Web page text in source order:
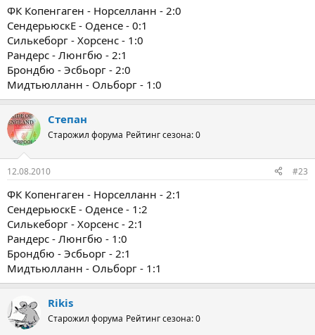
ФК Копенгаген - Норселланн - 2:0
СендерьюскЕ - Оденсе - 0:1
Силькеборг - Хорсенс - 1:0
Рандерс - Люнгбю - 2:1
Брондбю - Эсбьорг - 2:0
Мидтьюлланн - Ольборг - 1:0
Степан
Старожил форума Рейтинг сезона: 0
12.08.2010 #23
ФК Копенгаген - Норселланн - 2:1
СендерьюскЕ - Оденсе - 1:2
Силькеборг - Хорсенс - 2:1
Рандерс - Люнгбю - 1:0
Брондбю - Эсбьорг - 2:1
Мидтьюлланн - Ольборг - 1:1
Rikis
Старожил форума Рейтинг сезона: 0